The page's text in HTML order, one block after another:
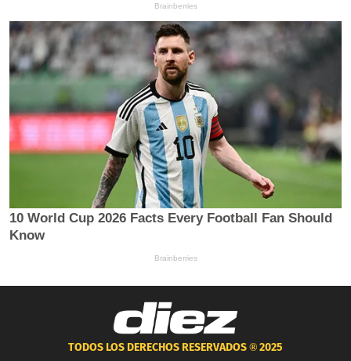
TODOS LOS DERECHOS RESERVADOS ®2025